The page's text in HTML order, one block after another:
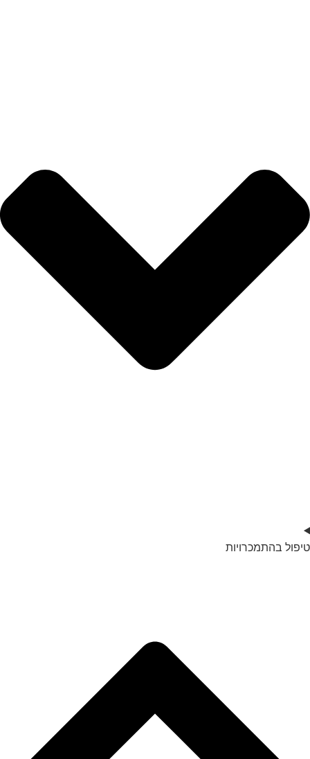
טיפול בהתמכרויות